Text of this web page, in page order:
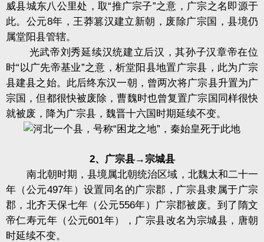
威县城东八公里处，取“推广宗子”之意，广宗之名即源于
此。公元8年，王莽篡汉建立新朝，废除广宗国，县境仍
属堂阳县管辖。
光武帝刘秀延续汉统建立后汉，其孙子汉章帝在位
时“以广先帝基业”之意，析堂阳县地置广宗县，此为广宗
县建县之始。此后终东汉一朝，曾两次将广宗县升置为广
宗国，但都很快被废除，曹魏时也曾复置广宗国同样很快
就被废，降为广宗县，魏晋十六国时期延续不变。
2、广宗县→宗城县
南北朝时期，县境属北朝统治区域，北魏太和二十一
年（公元497年）设置同名的广宗郡，广宗县隶属于广宗
郡，北齐天保七年（公元556年）广宗郡被废。到了隋文
帝仁寿元年（公元601年），广宗县改名为宗城县，唐朝
时延续不变。